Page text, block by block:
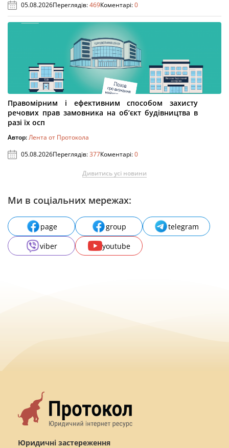
05.08.2026Переглядів:469Коментарі:0
Правомірним і ефективним способом захисту
речових прав замовника на об’єкт будівництва в
разі їх осп
Автор:Лента от Протокола
05.08.2026Переглядів:377Коментарі:0
Дивитись усі новини
Ми в соціальних мережах:
page group
telegram
viber
youtube
Юридичні застереження